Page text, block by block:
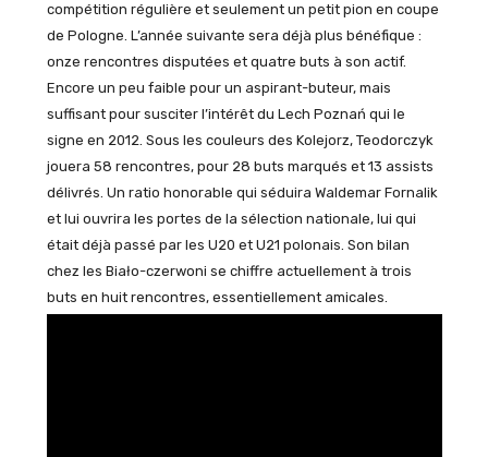
compétition régulière et seulement un petit pion en coupe
de Pologne. L’année suivante sera déjà plus bénéfique :
onze rencontres disputées et quatre buts à son actif.
Encore un peu faible pour un aspirant-buteur, mais
suffisant pour susciter l’intérêt du Lech Poznań qui le
signe en 2012. Sous les couleurs des Kolejorz, Teodorczyk
jouera 58 rencontres, pour 28 buts marqués et 13 assists
délivrés. Un ratio honorable qui séduira Waldemar Fornalik
et lui ouvrira les portes de la sélection nationale, lui qui
était déjà passé par les U20 et U21 polonais. Son bilan
chez les Biało-czerwoni se chiffre actuellement à trois
buts en huit rencontres, essentiellement amicales.